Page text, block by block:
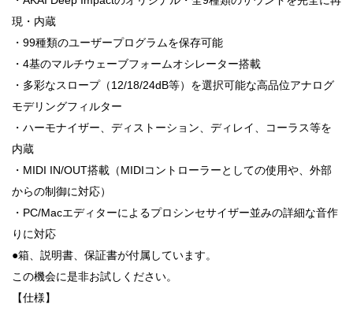
現・内蔵
・99種類のユーザープログラムを保存可能
・4基のマルチウェーブフォームオシレーター搭載
・多彩なスロープ（12/18/24dB等）を選択可能な高品位アナログ
モデリングフィルター
・ハーモナイザー、ディストーション、ディレイ、コーラス等を
内蔵
・MIDI IN/OUT搭載（MIDIコントローラーとしての使用や、外部
からの制御に対応）
・PC/Macエディターによるプロシンセサイザー並みの詳細な音作
りに対応
●箱、説明書、保証書が付属しています。
この機会に是非お試しください。
【仕様】